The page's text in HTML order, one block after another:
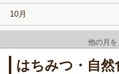
10月
12月
他の月を
はちみつ・自然